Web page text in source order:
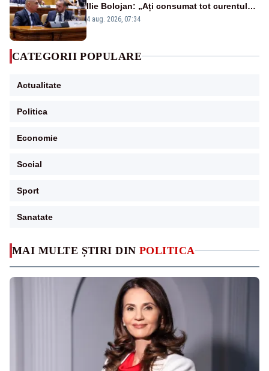
MAI MULTE ȘTIRI DIN POLITICA
Ilie Bolojan: „Ați consumat tot curentul
urmărind șobolani imaginari”
4 aug. 2026, 07:34
CATEGORII POPULARE
Actualitate
Politica
Economie
Social
Sport
Sanatate